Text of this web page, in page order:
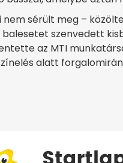
nem sérült meg –
balesetet szenvedett
az MTI
alatt